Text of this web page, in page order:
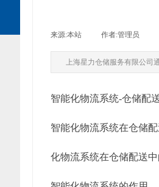
来源:本站 作者:管理员
上海星力仓储服务有限公
智能化物流系统-仓储配
智能化物流系统在仓储
化物流系统在仓储配送